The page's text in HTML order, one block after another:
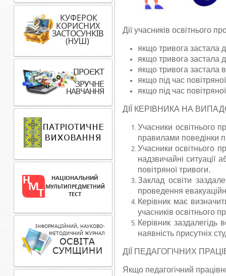
Дії учасників освітнього
якщо тривога застала
якщо тривога застала
якщо тривога застала
якщо під час
якщо під час
ДІЇ КЕРІВНИКА НА
Учасники освітнього
правилами поведінки
Учасники освітнього
надзвичайні ситуації
повітряної тривоги.
Заклад освіти
проведення
Керівник має
учасників освітнього
Керівник заздалегідь
наявність присутніх
ДІЇ ПЕДАГОГІЧНИХ
Якщо педагогічний